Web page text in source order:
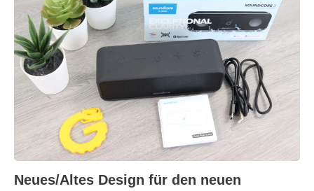
Neues/Altes Design für den neuen